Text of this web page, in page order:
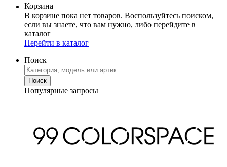
Корзина
В корзине пока нет товаров. Воспользуйтесь поиском,
если вы знаете, что вам нужно, либо перейдите в
каталог
Перейти в каталог
Поиск
Популярные запросы